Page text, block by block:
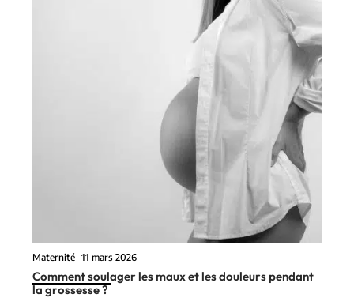
Maternité 11 mars 2026
Comment soulager les maux et les douleurs pendant
la grossesse ?